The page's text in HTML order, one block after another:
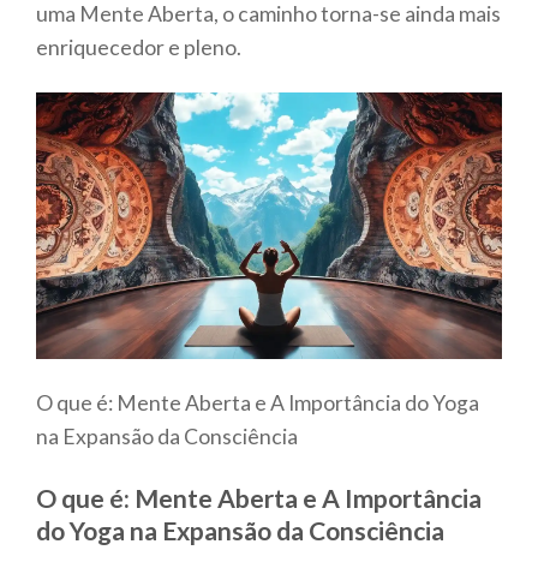
uma Mente Aberta, o caminho torna-se ainda mais
enriquecedor e pleno.
O que é: Mente Aberta e A Importância do Yoga
na Expansão da Consciência
O que é: Mente Aberta e A Importância
do Yoga na Expansão da Consciência